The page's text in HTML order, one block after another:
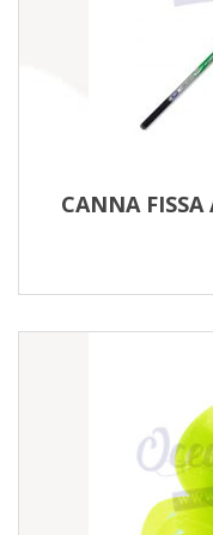
CANNA FISSA